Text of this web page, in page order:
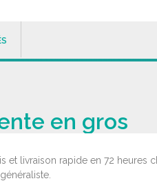
en gros
livraison rapide en 72 heures